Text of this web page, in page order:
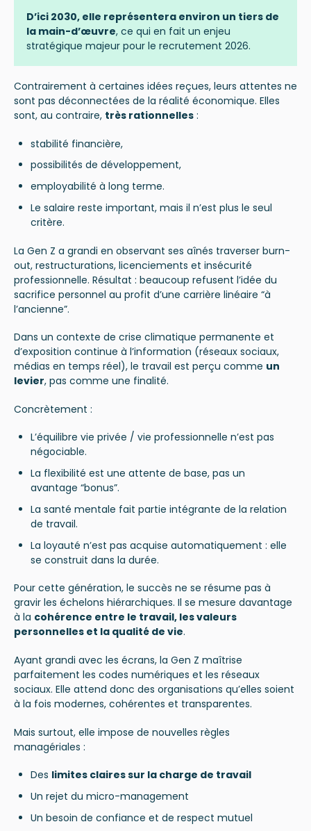
D’ici 2030, elle représentera environ un tiers de
la main-d’œuvre, ce qui en fait un enjeu
stratégique majeur pour le recrutement 2026.
Contrairement à certaines idées reçues, leurs attentes ne
sont pas déconnectées de la réalité économique. Elles
sont, au contraire, très rationnelles :
stabilité financière,
possibilités de développement,
employabilité à long terme.
Le salaire reste important, mais il n’est plus le seul
critère.
La Gen Z a grandi en observant ses aînés traverser burn-
out, restructurations, licenciements et insécurité
professionnelle. Résultat : beaucoup refusent l’idée du
sacrifice personnel au profit d’une carrière linéaire “à
l’ancienne”.
Dans un contexte de crise climatique permanente et
d’exposition continue à l’information (réseaux sociaux,
médias en temps réel), le travail est perçu comme un
levier, pas comme une finalité.
Concrètement :
L’équilibre vie privée / vie professionnelle n’est pas
négociable.
La flexibilité est une attente de base, pas un
avantage “bonus”.
La santé mentale fait partie intégrante de la relation
de travail.
La loyauté n’est pas acquise automatiquement : elle
se construit dans la durée.
Pour cette génération, le succès ne se résume pas à
gravir les échelons hiérarchiques. Il se mesure davantage
à la cohérence entre le travail, les valeurs
personnelles et la qualité de vie.
Ayant grandi avec les écrans, la Gen Z maîtrise
parfaitement les codes numériques et les réseaux
sociaux. Elle attend donc des organisations qu’elles soient
à la fois modernes, cohérentes et transparentes.
Mais surtout, elle impose de nouvelles règles
managériales :
Des limites claires sur la charge de travail
Un rejet du micro-management
Un besoin de confiance et de respect mutuel